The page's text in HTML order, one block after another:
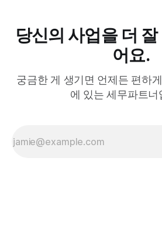
당신의 사업을 더
어요.
궁금한 게 생기면 언제든 편하
에 있는 세무파트너